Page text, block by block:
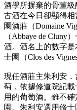
酒學所摒棄的骨董
古酒在今日卻顯得
園酒莊（Domaine
（Abbaye de Cluny
酒。酒名上的數字
士園（Clos des
現任酒莊主朱利安．
萄，依據修道院記
用的葡萄酒。雖不
園。朱利安選用修